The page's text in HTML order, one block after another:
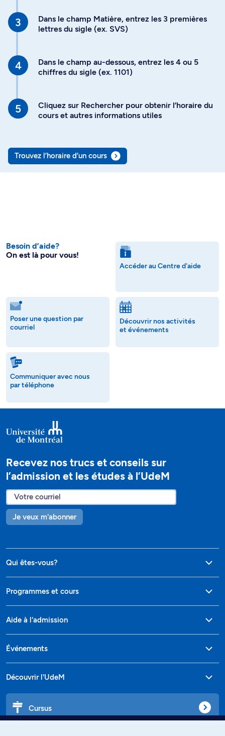
Dans le champ Matière, entrez les 3 premières
lettres du sigle (ex. SVS)
Dans le champ au-dessous, entrez les 4 ou 5
chiffres du sigle (ex. 1101)
Cliquez sur Rechercher pour obtenir l’horaire du
cours et autres informations utiles
Trouvez l’horaire d’un cours
Besoin d’aide?
On est là pour vous!
Accéder au Centre d'aide
Poser une question par
courriel
Découvrir nos activités
et événements
Communiquer avec nous
par téléphone
Recevez nos trucs et conseils sur
l’admission et les études à l’UdeM
Je veux m'abonner
Qui êtes-vous?
Programmes et cours
Aide à l'admission
Événements
Découvrir l'UdeM
Cursus